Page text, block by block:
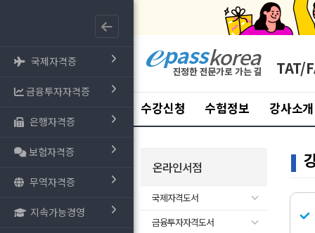
국제자격증
금융투자자격증
은행자격증
보험자격증
무역자격증
지속가능경영
TAT/
수강신청 수험정보 강사소개
온라인서점
국제자격도서
금융투자자격도서